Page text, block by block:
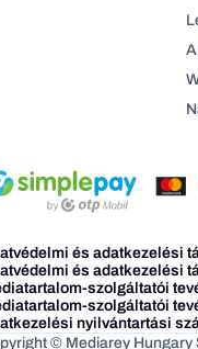
és adatkezelési
és adatkezelési
szolgáltatói
szolgáltatói
nyilvántartási
© Mediarey Hungary